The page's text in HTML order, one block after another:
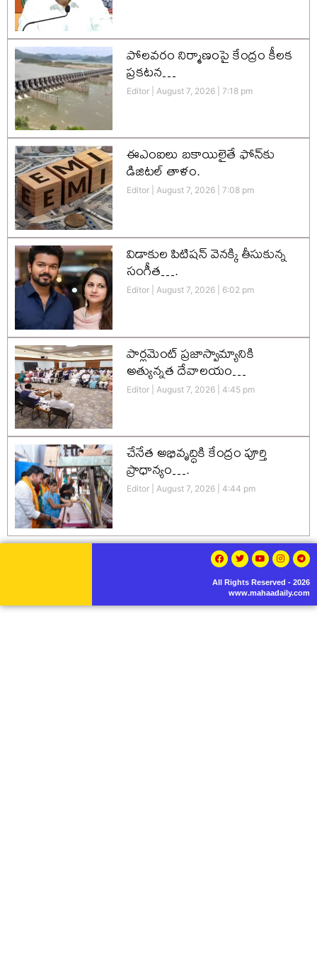
పోలవరం నిర్మాణంపై కేంద్రం కీలక
ప్రకటన…
Editor August 7, 2026 7:18 pm
ఈఎంఐలు బకాయిలైతే ఫోన్‌కు
డిజిటల్ తాళం.
Editor August 7, 2026 7:08 pm
విడాకుల పిటిషన్ వెనక్కి తీసుకున్న
సంగీత….
Editor August 7, 2026 6:02 pm
పార్లమెంట్ ప్రజాస్వామ్యానికి
అత్యున్నత దేవాలయం…
Editor August 7, 2026 4:45 pm
చేనేత అభివృద్ధికి కేంద్రం పూర్తి
ప్రాధాన్యం….
Editor August 7, 2026 4:44 pm
All Rights Reserved - 2026
www.mahaadaily.com